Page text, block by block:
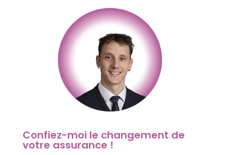
Confiez-moi le changement de
votre assurance !